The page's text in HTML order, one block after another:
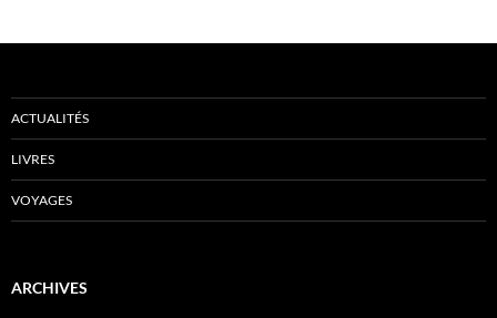
ACTUALITÉS
LIVRES
VOYAGES
ARCHIVES